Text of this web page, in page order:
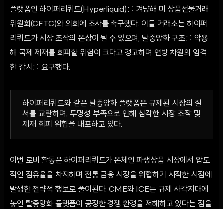
플랫폼인 하이퍼리퀴드(Hyperliquid)를 겨냥해 미 상품선물거래
위원회(CFTC)와 의회에 조사를 촉구했다. 이들 거래소는 하이퍼
리퀴드가 시장 조작의 온상이 될 수 있으며, 탈중앙화 구조를 악용
해 국제 제재를 회피할 위험이 크다고 경고하며 연방 차원의 엄격
한 감시를 요구했다.
하이퍼리퀴드와 같은 탈중앙화 플랫폼은 규제된 시장의 질
서를 교란하며, 투명성 부족으로 인해 심각한 시장 조작 및
제재 회피 위험을 내포하고 있다.
이번 로비 활동은 하이퍼리퀴드가 온체인 파생상품 시장에서 압도
적인 점유율을 차지하며 전통 금융 시장을 위협하기 시작한 시점에
발생한 전략적 행보로 풀이된다. CME와 ICE는 규제 사각지대에
놓인 탈중앙화 플랫폼이 공정한 경쟁 환경을 저해하고 있다는 점을